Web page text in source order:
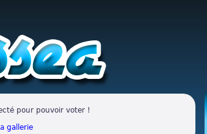
pour pouvoir voter !
gallerie